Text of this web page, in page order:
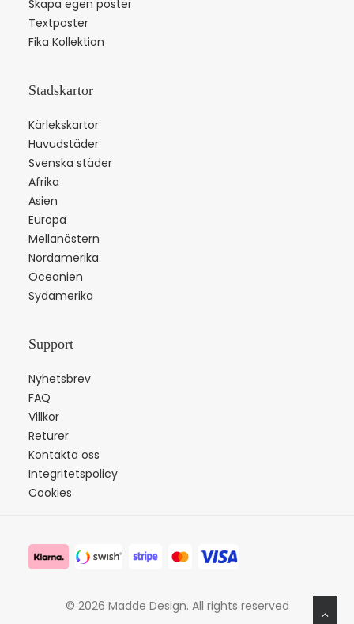
Skapa egen poster
Textposter
Fika Kollektion
Stadskartor
Kärlekskartor
Huvudstäder
Svenska städer
Afrika
Asien
Europa
Mellanöstern
Nordamerika
Oceanien
Sydamerika
Support
Nyhetsbrev
FAQ
Villkor
Returer
Kontakta oss
Integritetspolicy
Cookies
© 2026 Madde Design. All rights reserved